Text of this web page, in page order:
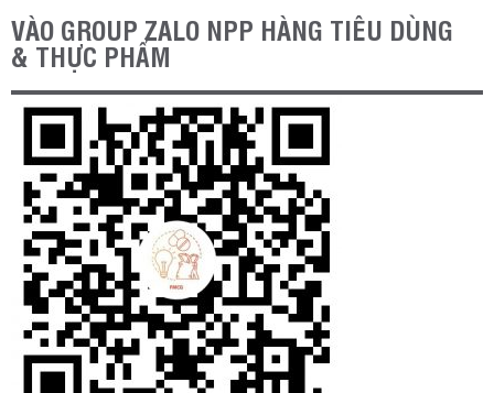
VÀO GROUP ZALO NPP HÀNG TIÊU DÙNG
& THỰC PHẨM